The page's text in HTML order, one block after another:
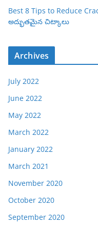
Best 8 Tips to Reduce
అద్భుతమైన చిట్కాలు
Archives
July 2022
June 2022
May 2022
March 2022
January 2022
March 2021
November 2020
October 2020
September 2020